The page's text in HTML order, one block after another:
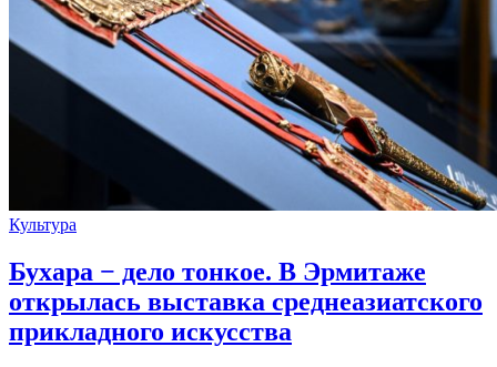
Культура
Бухара − дело тонкое. В Эрмитаже
открылась выставка среднеазиатского
прикладного искусства